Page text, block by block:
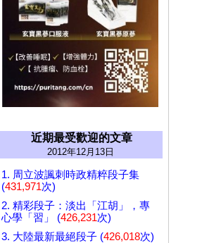
近期最受歡迎的文章
2012年12月13日
1. 周立波諷刺時政精粹段子集
(431,971次)
2. 精彩段子：淡出「江胡」，專
心學「習」 (426,231次)
3. 大陸最新最絕段子 (426,018次)